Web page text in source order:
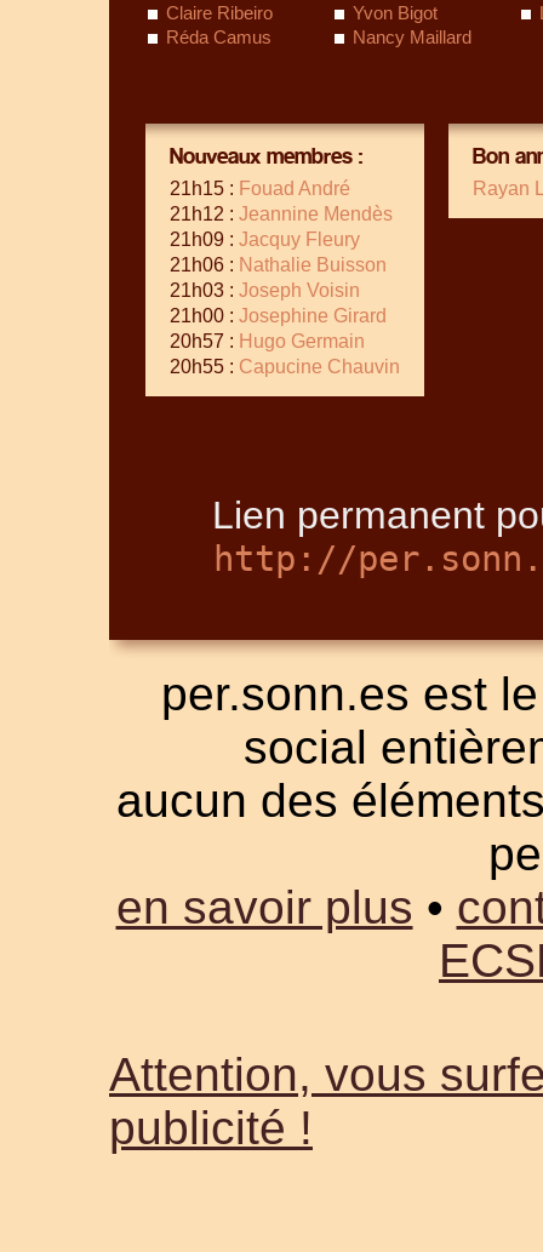
Claire Ribeiro
Yvon Bigot
Réda Camus
Nancy Maillard
Nouveaux membres :
21h15 : Fouad André
21h12 : Jeannine Mendès
21h09 : Jacquy Fleury
21h06 : Nathalie Buisson
21h03 : Joseph Voisin
21h00 : Josephine Girard
20h57 : Hugo Germain
20h55 : Capucine Chauvin
Bon
Rayan
Lien permanent
http://
per.sonn.es est
social
aucun des
en savoir plus •
Attention, vous
publicité !